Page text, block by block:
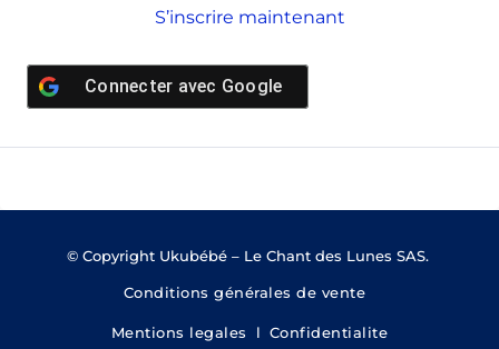
S’inscrire maintenant
Connecter avec Google
© Copyright Ukubébé – Le Chant des Lunes SAS.
Conditions générales de vente
Mentions legales l Confidentialite